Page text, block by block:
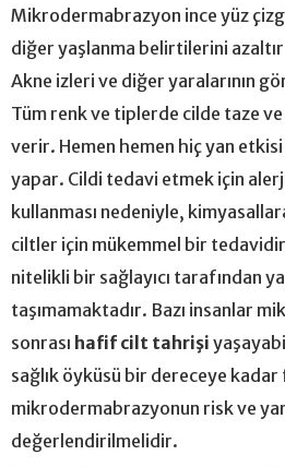
Mikrodermabrazyon ince yüz
diğer yaşlanma belirtilerini
Akne izleri ve diğer yaralarının
Tüm renk ve tiplerde cilde taze ve
verir. Hemen hemen hiç yan
yapar. Cildi tedavi etmek için
kullanması nedeniyle,
ciltler için mükemmel bir
nitelikli bir sağlayıcı tarafından
taşımamaktadır. Bazı insanlar
sonrası hafif cilt tahrişi
sağlık öyküsü bir dereceye
mikrodermabrazyonun risk ve
değerlendirilmelidir.